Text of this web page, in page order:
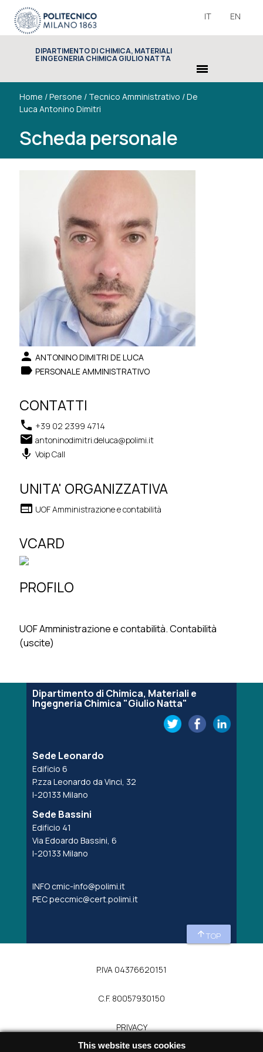
EN
IT
DIPARTIMENTO DI CHIMICA, MATERIALI
E INGEGNERIA CHIMICA GIULIO NATTA
menu
Home /Persone / Tecnico Amministrativo /De
Luca Antonino Dimitri
Scheda personale
person ANTONINO DIMITRI DE LUCA
label PERSONALE AMMINISTRATIVO
CONTATTI
phone +39 02 2399 4714
email antoninodimitri.deluca@polimi.it
keyboard_voice Voip Call
UNITA' ORGANIZZATIVA
web UOF Amministrazione e contabilità
VCARD
PROFILO
UOF Amministrazione e contabilità. Contabilità
(uscite)
Dipartimento di Chimica, Materiali e
Ingegneria Chimica "Giulio Natta"
Sede Leonardo
Edificio 6
P.zza Leonardo da Vinci, 32
I-20133 Milano
Sede Bassini
Edificio 41
Via Edoardo Bassini, 6
I-20133 Milano
INFO cmic-info@polimi.it
PECpeccmic@cert.polimi.it
arrow_upwardTOP
P.IVA 04376620151
C.F. 80057930150
PRIVACY
This website uses cookies